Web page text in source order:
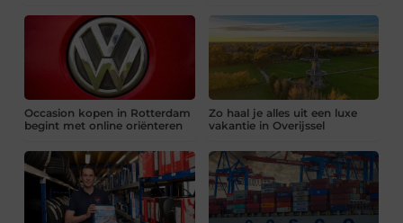
Occasion kopen in Rotterdam
begint met online oriënteren
Zo haal je alles uit een luxe
vakantie in Overijssel